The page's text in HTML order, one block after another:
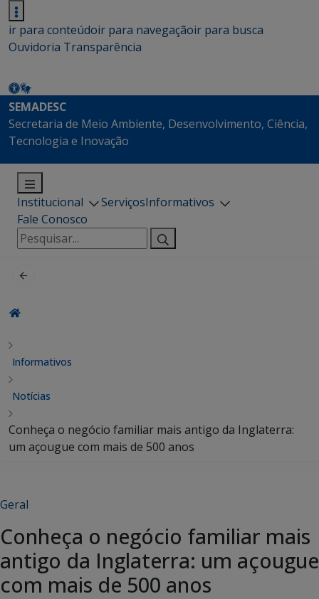
ir para conteúdoir para navegaçãoir para busca
Ouvidoria Transparência
SEMADESC
Secretaria de Meio Ambiente, Desenvolvimento, Ciência,
Tecnologia e Inovação
Institucional ServiçosInformativos
Fale Conosco
Pesquisar
por:
Informativos
Notícias
Conheça o negócio familiar mais antigo da Inglaterra:
um açougue com mais de 500 anos
Geral
Conheça o negócio familiar mais
antigo da Inglaterra: um açougue
com mais de 500 anos